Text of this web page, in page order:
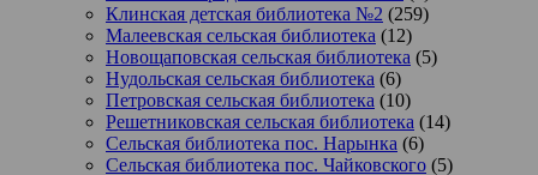
Клинская детская библиотека №2 (259)
Малеевская сельская библиотека (12)
Новощаповская сельская библиотека (5)
Нудольская сельская библиотека (6)
Петровская сельская библиотека (10)
Решетниковская сельская библиотека (14)
Сельская библиотека пос. Нарынка (6)
Сельская библиотека пос. Чайковского (5)